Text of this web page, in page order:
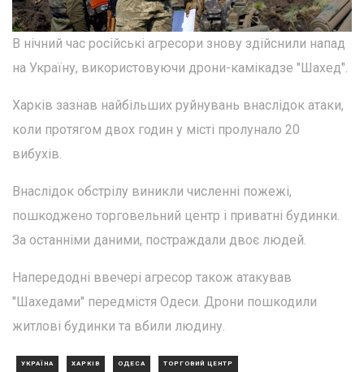
В нічний час російські агресори знову здійснили напад
на Україну, використовуючи дрони-камікадзе "Шахед".
Харків зазнав найбільших руйнувань внаслідок атаки,
коли протягом двох годин у місті пролунало 20
вибухів.
Внаслідок обстрілу виникли численні пожежі,
пошкоджено торговельний центр і приватні будинки.
За останніми даними, постраждали двоє людей.
Напередодні ввечері агресор також атакував
"Шахедами" передмістя Одеси. Дрони пошкодили
житлові будинки та вбили людину.
УКРАЇНА ХАРКІВ ОДЕСА ТОРГОВИЙ ЦЕНТР